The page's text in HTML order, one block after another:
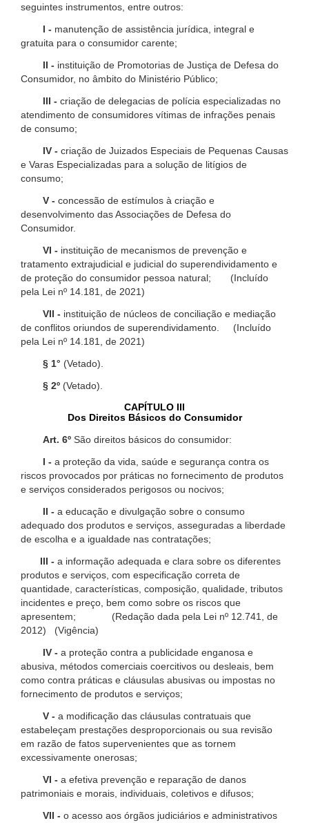
seguintes instrumentos, entre outros:
I - manutenção de assistência jurídica, integral e
gratuita para o consumidor carente;
II - instituição de Promotorias de Justiça de Defesa do
Consumidor, no âmbito do Ministério Público;
III - criação de delegacias de polícia especializadas no
atendimento de consumidores vítimas de infrações penais
de consumo;
IV - criação de Juizados Especiais de Pequenas Causas
e Varas Especializadas para a solução de litígios de
consumo;
V - concessão de estímulos à criação e
desenvolvimento das Associações de Defesa do
Consumidor.
VI - instituição de mecanismos de prevenção e
tratamento extrajudicial e judicial do superendividamento e
de proteção do consumidor pessoa natural; (Incluído
pela Lei nº 14.181, de 2021)
VII - instituição de núcleos de conciliação e mediação
de conflitos oriundos de superendividamento. (Incluído
pela Lei nº 14.181, de 2021)
§ 1° (Vetado).
§ 2º (Vetado).
CAPÍTULO III
Dos Direitos Básicos do Consumidor
Art. 6º São direitos básicos do consumidor:
I - a proteção da vida, saúde e segurança contra os
riscos provocados por práticas no fornecimento de produtos
e serviços considerados perigosos ou nocivos;
II - a educação e divulgação sobre o consumo
adequado dos produtos e serviços, asseguradas a liberdade
de escolha e a igualdade nas contratações;
III - a informação adequada e clara sobre os diferentes
produtos e serviços, com especificação correta de
quantidade, características, composição, qualidade, tributos
incidentes e preço, bem como sobre os riscos que
apresentem; (Redação dada pela Lei nº 12.741, de
2012) (Vigência)
IV - a proteção contra a publicidade enganosa e
abusiva, métodos comerciais coercitivos ou desleais, bem
como contra práticas e cláusulas abusivas ou impostas no
fornecimento de produtos e serviços;
V - a modificação das cláusulas contratuais que
estabeleçam prestações desproporcionais ou sua revisão
em razão de fatos supervenientes que as tornem
excessivamente onerosas;
VI - a efetiva prevenção e reparação de danos
patrimoniais e morais, individuais, coletivos e difusos;
VII - o acesso aos órgãos judiciários e administrativos